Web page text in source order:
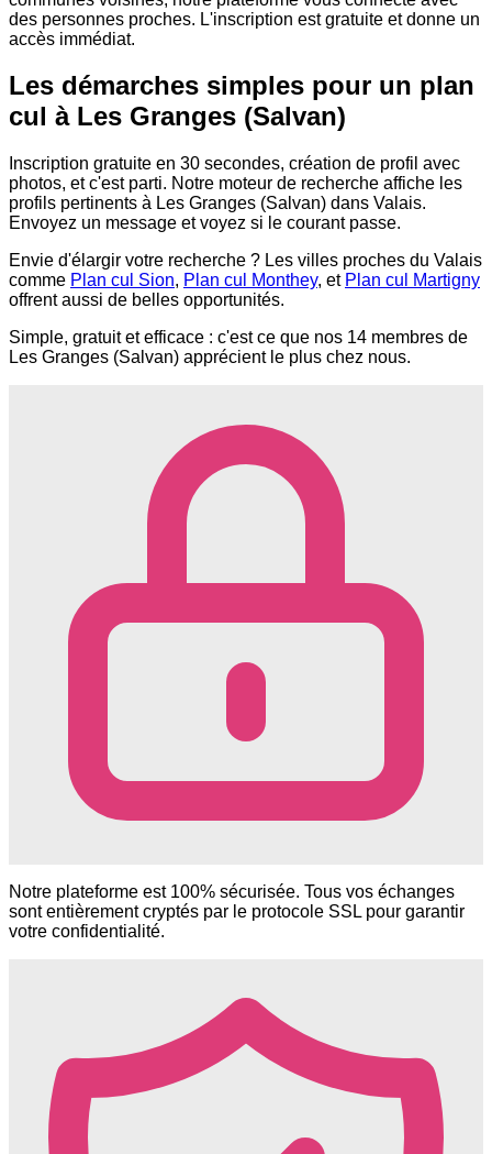
des personnes proches. L'inscription est gratuite et donne un
accès immédiat.
Les démarches simples pour un plan
cul à Les Granges (Salvan)
Inscription gratuite en 30 secondes, création de profil avec
photos, et c'est parti. Notre moteur de recherche affiche les
profils pertinents à Les Granges (Salvan) dans Valais.
Envoyez un message et voyez si le courant passe.
Envie d'élargir votre recherche ? Les villes proches du Valais
comme Plan cul Sion, Plan cul Monthey, et Plan cul Martigny
offrent aussi de belles opportunités.
Simple, gratuit et efficace : c'est ce que nos 14 membres de
Les Granges (Salvan) apprécient le plus chez nous.
Notre plateforme est 100% sécurisée. Tous vos échanges
sont entièrement cryptés par le protocole SSL pour garantir
votre confidentialité.